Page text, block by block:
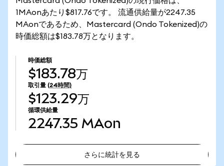
1MAonあたり$817.76です。 流通供給量が2247.35
MAonであるため、Mastercard (Ondo Tokenized)の
時価総額は$183.78万となります。
時価総額
$183.78万
取引量 (24時間)
$123.29万
循環供給量
2247.35 MAon
さらに統計を見る